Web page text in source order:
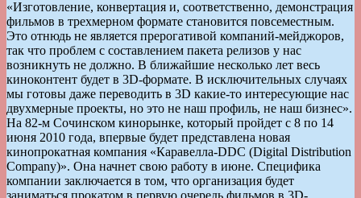
«Изготовление, конвертация и, соответственно, демонстрация
фильмов в трехмерном формате становится повсеместным.
Это отнюдь не является прерогативой компаний-мейджоров,
так что проблем с составлением пакета релизов у нас
возникнуть не должно. В ближайшие несколько лет весь
киноконтент будет в 3D-формате. В исключительных случаях
мы готовы даже переводить в 3D какие-то интересующие нас
двухмерные проекты, но это не наш профиль, не наш бизнес».
На 82-м Сочинском кинорынке, который пройдет с 8 по 14
июня 2010 года, впервые будет представлена новая
кинопрокатная компания «Каравелла-DDC (Digital Distribution
Company)». Она начнет свою работу в июне. Специфика
компании заключается в том, что организация будет
заниматься прокатом в первую очередь фильмов в 3D-